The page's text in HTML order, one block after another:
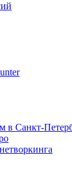
в Санкт-